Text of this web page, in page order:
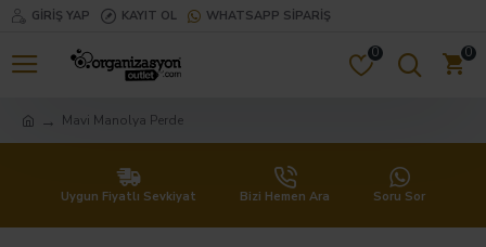
GIRIŞ YAP KAYIT OL WHATSAPP SIPARIŞ
0 0
Mavi Manolya Perde
Uygun Fiyatlı Sevkiyat Bizi Hemen Ara Soru Sor